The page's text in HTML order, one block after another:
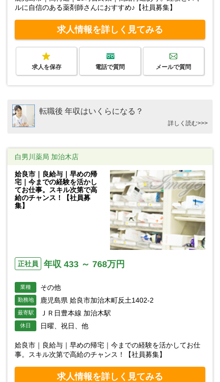
ルに自信のある薬剤師さんにおすすめ♪【社員募集】
求人情報を詳しく見てみる
求人を保存 電話で質問 メールで質問
転職後 年収はいくらになる？
詳しく読む>>>
白男川薬局 加治木店
姶良市｜良給与｜早めの帰
宅｜今までの経験を活かし
てお仕事。スキル次第で高
給のチャンス！【社員募
集】
正社員 年収 433 ～ 768万円
業種 その他
勤務地 鹿児島県 姶良市加治木町反土1402-2
最寄駅 ＪＲ日豊本線 加治木駅
休日 日曜、祝日、他
姶良市｜良給与｜早めの帰宅｜今までの経験を活かしてお仕
事。スキル次第で高給のチャンス！【社員募集】
求人情報を詳しく見てみる